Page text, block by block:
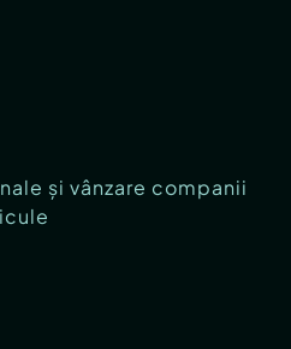
și vânzare companii